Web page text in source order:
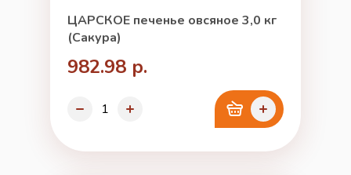
ЦАРСКОЕ печенье овсяное 3,0 кг
(Сакура)
982.98 р.